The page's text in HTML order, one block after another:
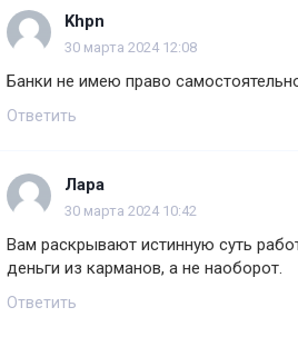
Khpn
30 марта 2024 12:08
Банки не имею право
Ответить
Лара
30 марта 2024 10:42
Вам раскрывают истинную суть
деньги из карманов, а не наоборот.
Ответить